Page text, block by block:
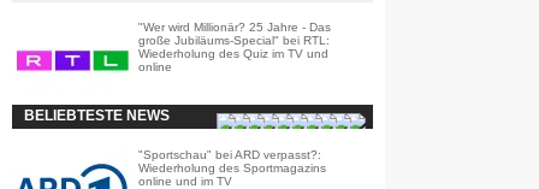
"Wer wird Millionär? 25 Jahre - Das
große Jubiläums-Special" bei RTL:
Wiederholung des Quiz im TV und
online
BELIEBTESTE NEWS
"Sportschau" bei ARD verpasst?:
Wiederholung des Sportmagazins
online und im TV